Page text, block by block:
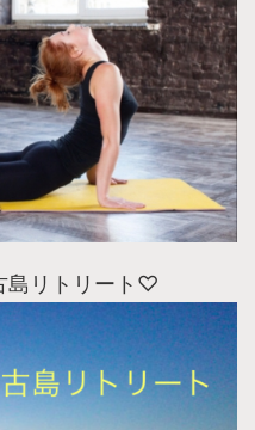
島リトリート♡